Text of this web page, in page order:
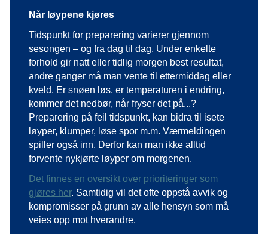
Når løypene kjøres
Tidspunkt for preparering varierer gjennom
sesongen – og fra dag til dag. Under enkelte
forhold gir natt eller tidlig morgen best resultat,
andre ganger må man vente til ettermiddag eller
kveld. Er snøen løs, er temperaturen i endring,
kommer det nedbør, når fryser det på...?
Preparering på feil tidspunkt, kan bidra til isete
løyper, klumper, løse spor m.m. Værmeldingen
spiller også inn. Derfor kan man ikke alltid
forvente nykjørte løyper om morgenen.
Det finnes en oversikt over prioriteringer som
gjøres her. Samtidig vil det ofte oppstå avvik og
kompromisser på grunn av alle hensyn som må
veies opp mot hverandre.